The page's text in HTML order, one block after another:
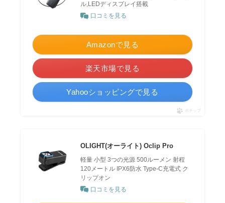
ル,LEDディスプレイ搭載
口コミを見る
Amazonで見る
楽天市場で見る
Yahooショッピングで見る
ポチップ
OLIGHT(オーライト) Oclip Pro
軽量 小型 3つの光源 500ルーメン 射程
120メートル IPX6防水 Type-C充電式 ク
リップオン
口コミを見る